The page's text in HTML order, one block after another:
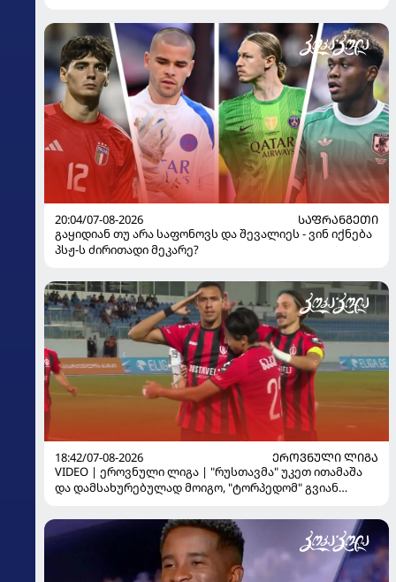
ყოფილმა მეკარემ
20:04/07-08-2026
ᲡᲐᲤᲠᲐᲜᲒᲔᲗᲘ
გაყიდიან თუ არა საფონოვს და შევალიეს - ვინ იქნება
პსჟ-ს ძირითადი მეკარე?
18:42/07-08-2026
ᲔᲠᲝᲕᲜᲣᲚᲘ ᲚᲘᲒᲐ
VIDEO | ეროვნული ლიგა | "რუსთავმა" უკეთ ითამაშა
და დამსახურებულად მოიგო, "ტორპედომ" გვიან